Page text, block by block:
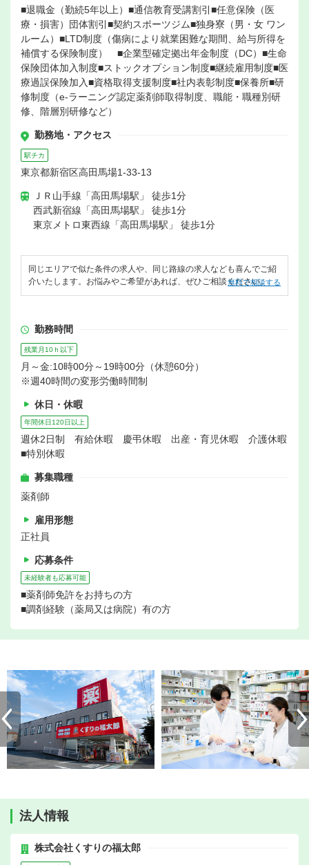
■退職金（勤続5年以上）■通信教育受講割引■任意保険（医
療・損害）団体割引■契約スポーツジム■独身寮（男・女 ワン
ルーム）■LTD制度（傷病により就業困難な期間、給与所得を
補償する保険制度） ■企業型確定拠出年金制度（DC）■生命
保険団体加入制度■ストックオプション制度■継続雇用制度■医
療過誤保険加入■資格取得支援制度■社内表彰制度■保養所■研
修制度（e-ラーニング認定薬剤師取得制度、職能・職種別研
修、階層別研修など）
勤務地・アクセス
駅チカ
東京都新宿区高田馬場1-33-13
ＪＲ山手線「高田馬場駅」 徒歩1分
西武新宿線「高田馬場駅」 徒歩1分
東京メトロ東西線「高田馬場駅」 徒歩1分
同じエリアで似た条件の求人や、同じ路線の求人なども喜んでご紹
介いたします。お悩みやご希望があれば、ぜひご相談ください。
無料で相談する
勤務時間
残業月10ｈ以下
月～金:10時00分～19時00分（休憩60分）
※週40時間の変形労働時間制
休日・休暇
年間休日120日以上
週休2日制 有給休暇 慶弔休暇 出産・育児休暇 介護休暇
■特別休暇
募集職種
薬剤師
雇用形態
正社員
応募条件
未経験者も応募可能
■薬剤師免許をお持ちの方
■調剤経験（薬局又は病院）有の方
法人情報
株式会社くすりの福太郎